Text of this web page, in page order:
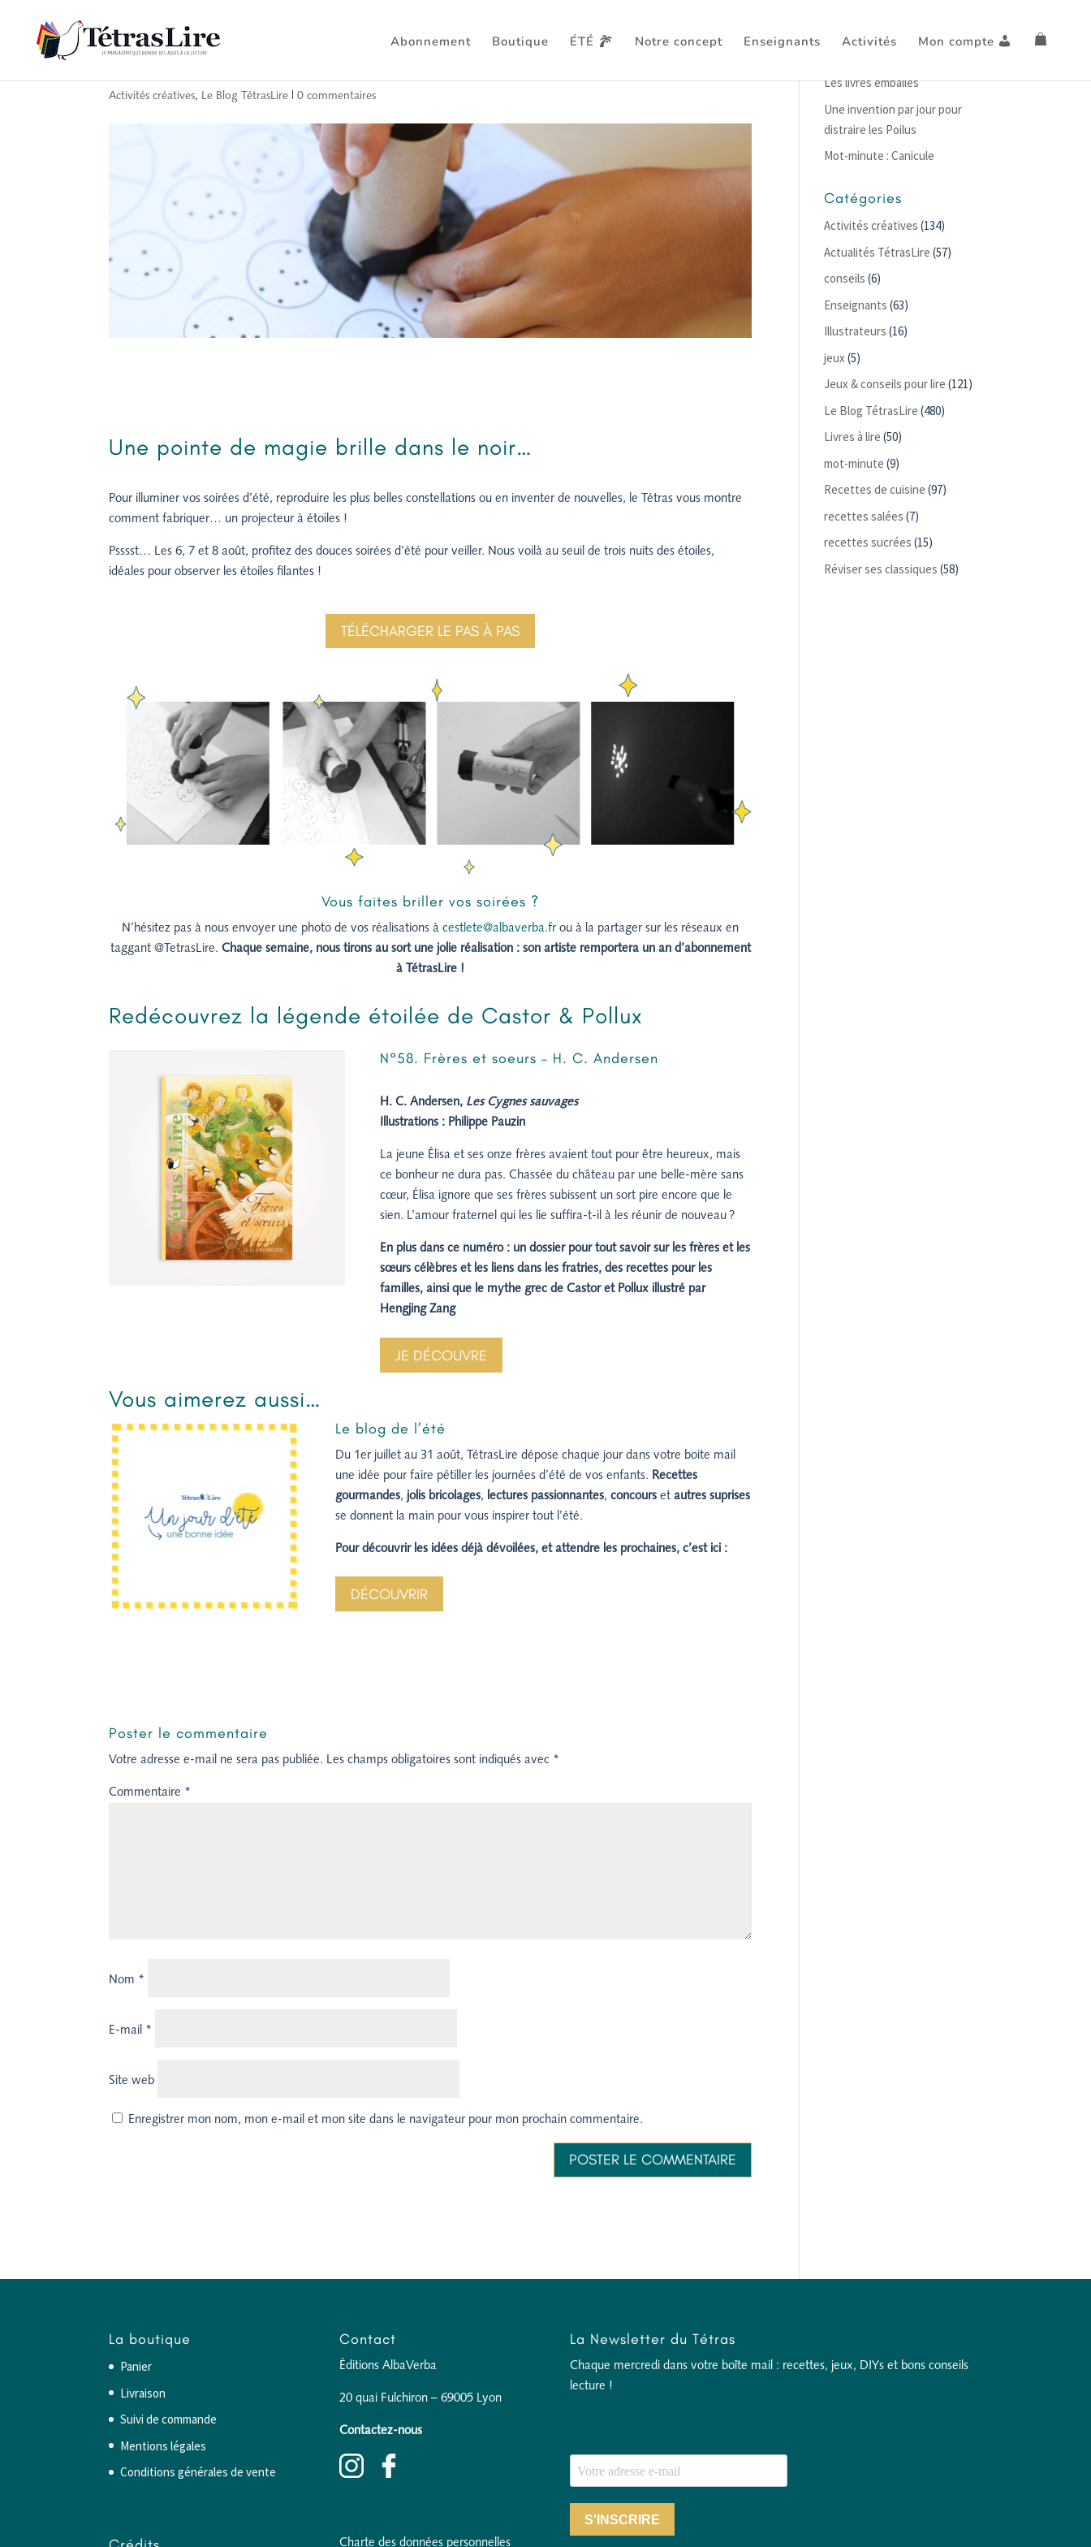
Abonnement Boutique ÉTÉ Notre concept Enseignants Activités Mon compte
Créer un projecteur à étoiles
Activités créatives, Le Blog TétrasLire |0 commentaires
Une pointe de magie brille dans le noir…
Pour illuminer vos soirées d’été, reproduire les plus belles constellations ou en inventer de nouvelles, le Tétras vous montre
comment fabriquer… un projecteur à étoiles !
Psssst… Les 6, 7 et 8 août, profitez des douces soirées d’été pour veiller. Nous voilà au seuil de trois nuits des étoiles,
idéales pour observer les étoiles filantes !
TÉLÉCHARGER LE PAS À PAS
Vous faites briller vos soirées ?
N’hésitez pas à nous envoyer une photo de vos réalisations àcestlete@albaverba.fr ou à la partager sur les réseaux en
taggant @TetrasLire. Chaque semaine, nous tirons au sort une jolie réalisation : son artiste remportera un an d’abonnement
à TétrasLire !
Redécouvrez la légende étoilée de Castor & Pollux
N°58. Frères et soeurs – H. C. Andersen
H. C. Andersen, Les Cygnes sauvages
Illustrations : Philippe Pauzin
La jeune Élisa et ses onze frères avaient tout pour être heureux, mais
ce bonheur ne dura pas. Chassée du château par une belle-mère sans
cœur, Élisa ignore que ses frères subissent un sort pire encore que le
sien. L’amour fraternel qui les lie suffira-t-il à les réunir de nouveau ?
En plus dans ce numéro : un dossier pour tout savoir sur les frères et les
sœurs célèbres et les liens dans les fratries, des recettes pour les
familles, ainsi que le mythe grec de Castor et Pollux illustré par
Hengjing Zang
JE DÉCOUVRE
Vous aimerez aussi…
Le blog de l’été
Du 1er juillet au 31 août, TétrasLire dépose chaque jour dans votre boite mail
une idée pour faire pétiller les journées d’été de vos enfants. Recettes
gourmandes, jolis bricolages, lectures passionnantes, concourset autres suprises
se donnent la main pour vous inspirer tout l’été.
Pour découvrir les idées déjà dévoilées, et attendre les prochaines, c’est ici :
DÉCOUVRIR
Poster le commentaire
Votre adresse e-mail ne sera pas publiée. Les champs obligatoires sont indiqués avec *
Commentaire *
Nom *
E-mail *
Site web
Enregistrer mon nom, mon e-mail et mon site dans le navigateur pour mon prochain commentaire.
Les livres emballés
Une invention par jour pour
distraire les Poilus
Mot-minute : Canicule
Catégories
Activités créatives (134)
Actualités TétrasLire (57)
conseils (6)
Enseignants (63)
Illustrateurs (16)
jeux (5)
Jeux & conseils pour lire (121)
Le Blog TétrasLire (480)
Livres à lire (50)
mot-minute (9)
Recettes de cuisine (97)
recettes salées (7)
recettes sucrées (15)
Réviser ses classiques (58)
La boutique
Panier
Livraison
Suivi de commande
Mentions légales
Conditions générales de vente
Contact
Éditions AlbaVerba
20 quai Fulchiron – 69005 Lyon
Contactez-nous
Charte des données personnelles
La Newsletter du Tétras
Chaque mercredi dans votre boîte mail : recettes, jeux, DIYs et bons conseils
lecture !
S'INSCRIRE